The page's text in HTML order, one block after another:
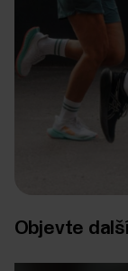
Objevte